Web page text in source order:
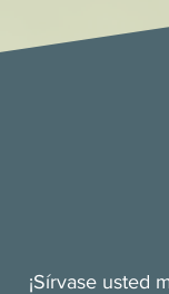
¡Sírvase usted